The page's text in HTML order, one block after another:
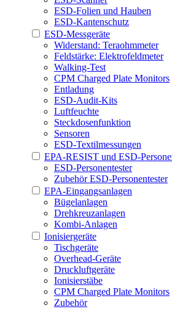
ESD-Folien und Hauben
ESD-Kantenschutz
ESD-Messgeräte
Widerstand: Teraohmmeter
Feldstärke: Elektrofeldmeter
Walking-Test
CPM Charged Plate Monitors
Entladung
ESD-Audit-Kits
Luftfeuchte
Steckdosenfunktion
Sensoren
ESD-Textilmessungen
EPA-RESIST und ESD-
ESD-Personentester
Zubehör ESD-Personentester
EPA-Eingangsanlagen
Bügelanlagen
Drehkreuzanlagen
Kombi-Anlagen
Ionisiergeräte
Tischgeräte
Overhead-Geräte
Druckluftgeräte
Ionisierstäbe
CPM Charged Plate Monitors
Zubehör